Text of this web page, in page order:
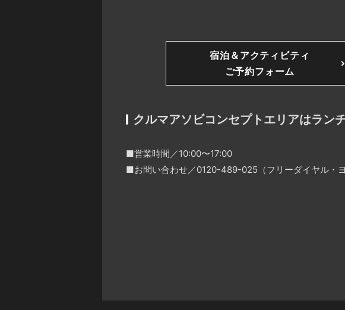
宿泊＆アクティビティ
ご予約フォーム
クルマアソビコンセプトエリアはラン
■営業時間／10:00〜17:00
■お問い合わせ／0120-489-025（フリーダイヤル・ヨ